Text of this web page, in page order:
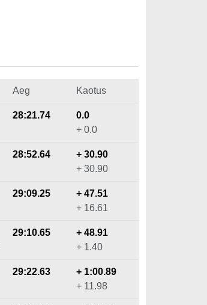
Aeg Kaotus
28:21.74
0.0
+ 0.0
28:52.64
+ 30.90
+ 30.90
29:09.25
+ 47.51
+ 16.61
29:10.65
+ 48.91
+ 1.40
29:22.63
+ 1:00.89
+ 11.98